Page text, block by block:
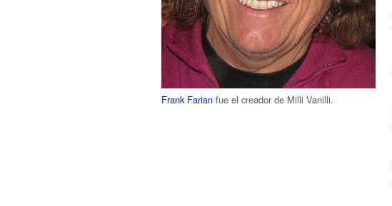
Frank Farianfue el creador de Milli Vanilli.